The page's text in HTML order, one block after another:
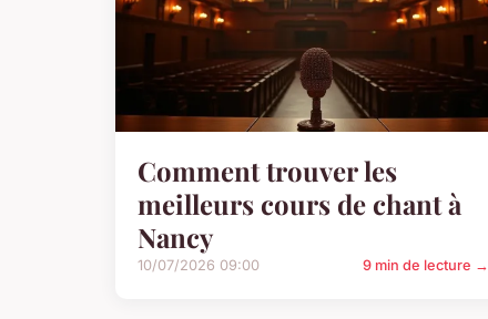
Comment trouver les
meilleurs cours de chant à
Nancy
10/07/2026 09:00 9 min de lecture →